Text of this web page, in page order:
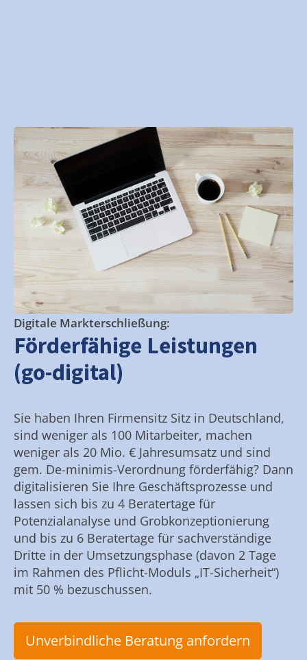
Digitale Markterschließung:
Förderfähige Leistungen
(go-digital)
Sie haben Ihren Firmensitz Sitz in Deutschland,
sind weniger als 100 Mitarbeiter, machen
weniger als 20 Mio. € Jahresumsatz und sind
gem. De-minimis-Verordnung förderfähig? Dann
digitalisieren Sie Ihre Geschäftsprozesse und
lassen sich bis zu 4 Beratertage für
Potenzialanalyse und Grobkonzeptionierung
und bis zu 6 Beratertage für sachverständige
Dritte in der Umsetzungsphase (davon 2 Tage
im Rahmen des Pflicht-Moduls „IT-Sicherheit“)
mit 50 % bezuschussen.
Unverbindliche Beratung anfordern